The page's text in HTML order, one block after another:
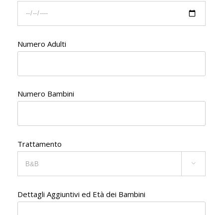
Numero Adulti
Numero Bambini
Trattamento

Dettagli Aggiuntivi ed Età dei Bambini